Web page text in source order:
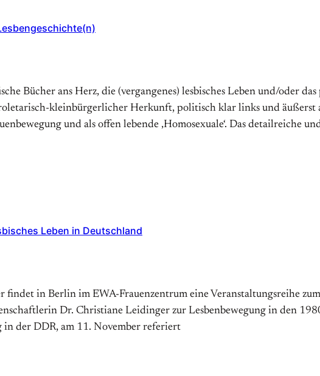
Bücher ans Herz, die (vergangenes) lesbisches Leben und/oder
kleinbürgerlicher Herkunft, politisch klar links und äußerst
und als offen lebende ‚Homosexuale‘. Das detailreiche
Leben in Deutschland
findet in Berlin im EWA-Frauenzentrum eine Veranstaltungsreihe
Dr. Christiane Leidinger zur Lesbenbewegung in den
in der DDR, am 11. November referiert